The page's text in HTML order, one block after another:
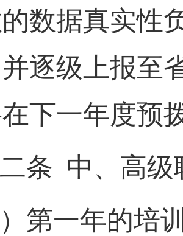
数据真实性
逐级上报至
下一年度预
条 中、高级
）第一年的培